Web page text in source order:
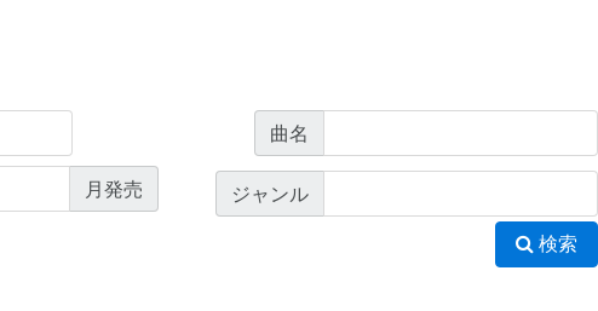
曲名
月発売 ジャンル
検索